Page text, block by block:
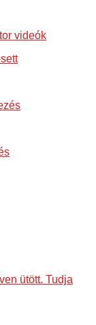
videók
ütött. Tudja